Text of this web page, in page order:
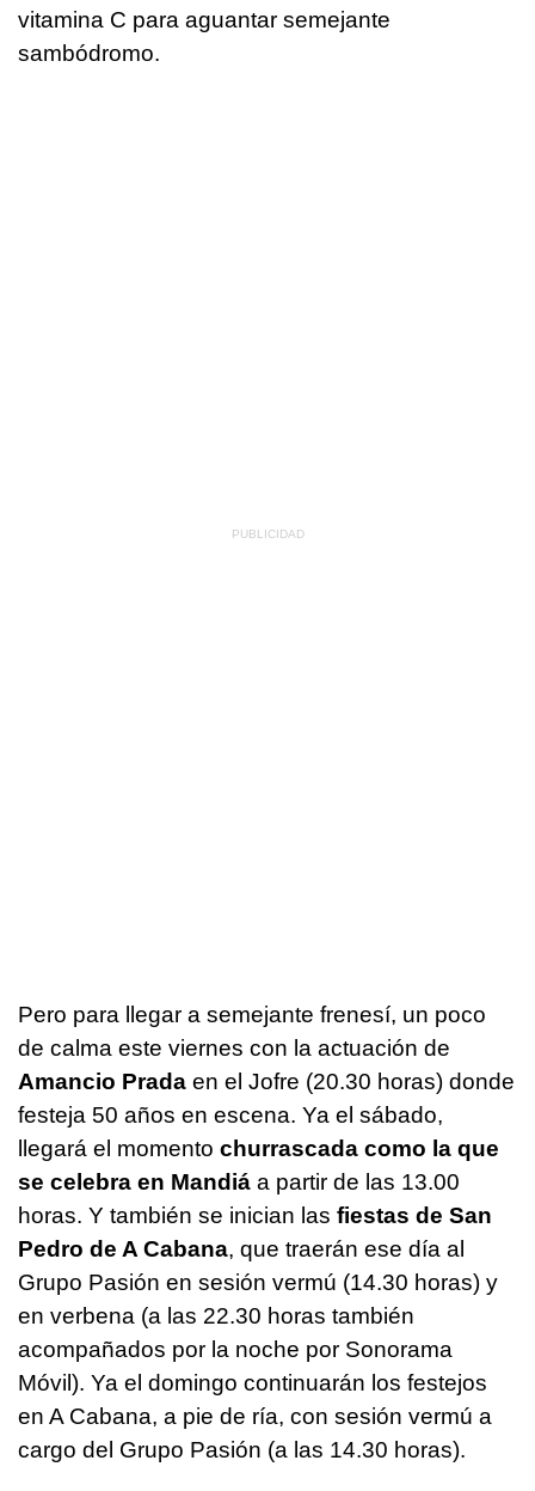
vitamina C para aguantar semejante
sambódromo.
Pero para llegar a semejante frenesí, un poco
de calma este viernes con la actuación de
Amancio Prada en el Jofre (20.30 horas) donde
festeja 50 años en escena. Ya el sábado,
llegará el momento churrascada como la que
se celebra en Mandiá a partir de las 13.00
horas. Y también se inician las fiestas de San
Pedro de A Cabana, que traerán ese día al
Grupo Pasión en sesión vermú (14.30 horas) y
en verbena (a las 22.30 horas también
acompañados por la noche por Sonorama
Móvil). Ya el domingo continuarán los festejos
en A Cabana, a pie de ría, con sesión vermú a
cargo del Grupo Pasión (a las 14.30 horas).